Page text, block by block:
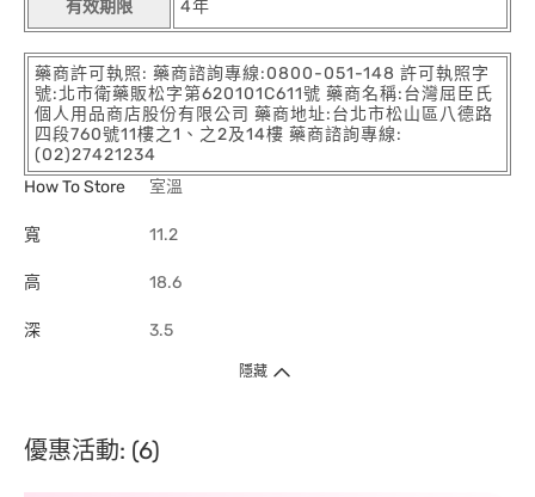
有效期限 4年
藥商許可執照: 藥商諮詢專線:0800-051-148 許可執照字
號:北市衛藥販松字第620101C611號 藥商名稱:台灣屈臣氏
個人用品商店股份有限公司 藥商地址:台北市松山區八德路
四段760號11樓之1、之2及14樓 藥商諮詢專線:
(02)27421234
How To Store
室溫
寬 11.2
高 18.6
深 3.5
隱藏
優惠活動: (6)